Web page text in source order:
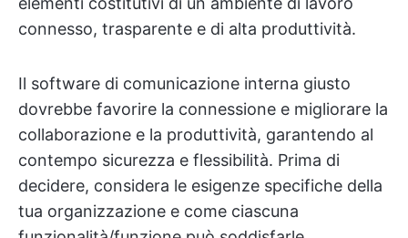
connesso, trasparente e di alta produttività.
Il software di comunicazione interna giusto
dovrebbe favorire la connessione e migliorare la
collaborazione e la produttività, garantendo al
contempo sicurezza e flessibilità. Prima di
decidere, considera le esigenze specifiche della
tua organizzazione e come ciascuna